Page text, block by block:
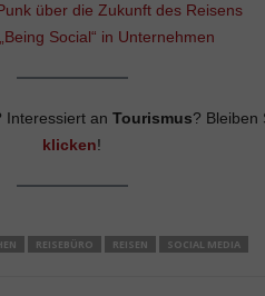
über die Zukunft des Reisens
Social“ in Unternehmen
Interessiert an Tourismus? Bleiben
klicken!
REISEBÜRO REISEN SOCIAL MEDIA